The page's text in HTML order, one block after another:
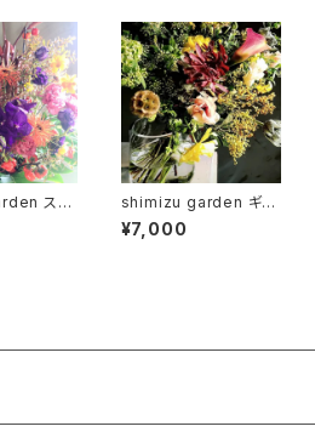
スタ
shimizu garden ギフ
トブーケ dramatic
¥7,000